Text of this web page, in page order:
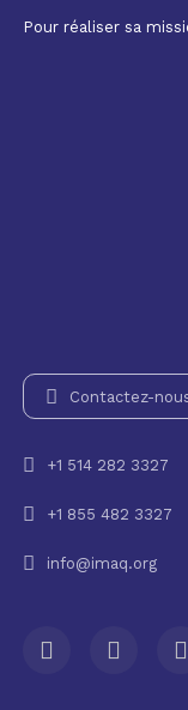
Pour réaliser sa
Contactez-
+1 514 282 3327
+1 855 482 3327
info@imaq.org